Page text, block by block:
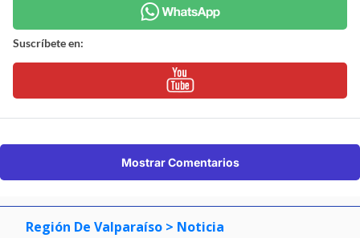
Suscríbete en:
Mostrar Comentarios
Región De Valparaíso > Noticia